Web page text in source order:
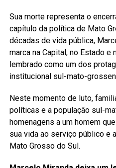
Sua morte representa o
capítulo da política de Mato
décadas de vida pública,
marca na Capital, no Estado e
lembrado como um dos
institucional sul-mato-
Neste momento de luto,
políticas e a população sul-
homenagens a um homem
sua vida ao serviço público e
Mato Grosso do Sul.